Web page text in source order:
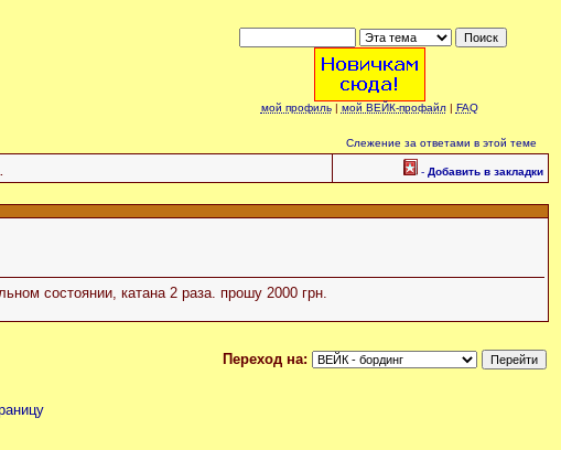
мой профиль| мой ВЕЙК-профайл| FAQ
Слежение за ответами в этой теме
- Добавить в закладки
состоянии, катана 2 раза. прошу 2000 грн.
Переход на: